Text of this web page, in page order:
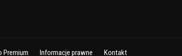
Premium Informacje prawne Kontakt